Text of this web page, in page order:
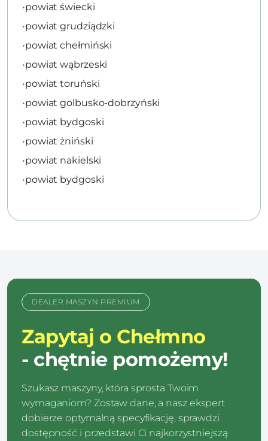
•powiat świecki
•powiat grudziądzki
•powiat chełmiński
•powiat wąbrzeski
•powiat toruński
•powiat golbusko-dobrzyński
•powiat bydgoski
•powiat żniński
•powiat nakielski
•powiat bydgoski
DEALER MASZYN PREMIUM
Zapytaj o Chełmno
- chętnie pomożemy!
Szukasz maszyny, która sprosta Twoim
wymaganiom? Zostaw dane, a nasz ekspert
dobierze optymalną specyfikację, sprawdzi
dostępność i przedstawi Ci najkorzystniejszą